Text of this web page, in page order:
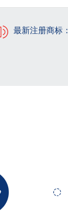
最新注册商标：